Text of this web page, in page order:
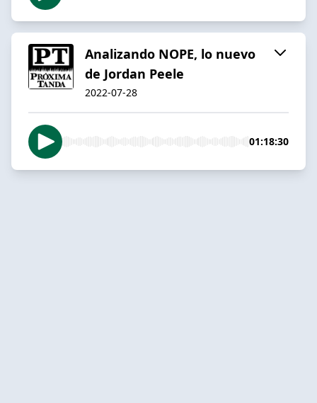
Analizando NOPE, lo nuevo
de Jordan Peele
2022-07-28
01:18:30